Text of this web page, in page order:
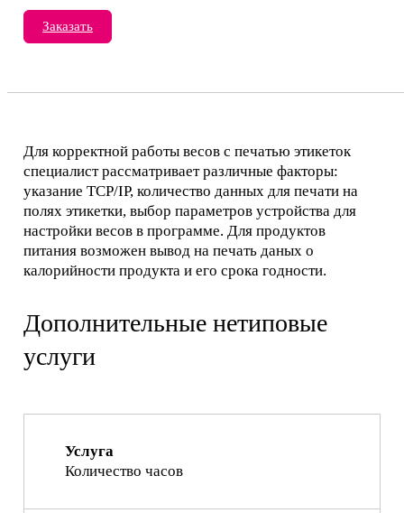
Заказать
Для корректной работы весов с печатью этикеток
специалист рассматривает различные факторы:
указание TCP/IP, количество данных для печати на
полях этикетки, выбор параметров устройства для
настройки весов в программе. Для продуктов
питания возможен вывод на печать даных о
калорийности продукта и его срока годности.
Дополнительные нетиповые
услуги
Услуга
Количество часов